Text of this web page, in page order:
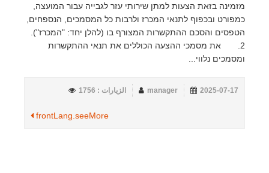
מזמינה בזאת הצעות למתן שירותי עזר לגבייה עבור המועצה,
כמפורט ובכפוף לתנאי המכרז ולרבות כל המסמכים, הנספחים,
הטפסים והסכם ההתקשרות המצורף בו (להלן יחד: "המכרז").
2. את מסמכי ההצעה הכוללים את תנאי ההתקשרות
ומסמכים נלווי...
2025-07-17
manager الزيارات : 1756
frontLang.seeMore